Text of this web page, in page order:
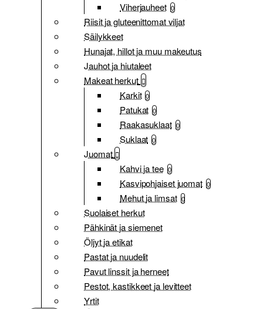
Viherjauheet 0
Riisit ja gluteenittomat viljat
Säilykkeet
Hunajat, hillot ja muu makeutus
Jauhot ja hiutaleet
Makeat herkut
Karkit 0
Patukat 0
Raakasuklaat 0
Suklaat 0
Juomat
Kahvi ja tee 0
Kasvipohjaiset juomat 0
Mehut ja limsat 0
Suolaiset herkut
Pähkinät ja siemenet
Öljyt ja etikat
Pastat ja nuudelit
Pavut linssit ja herneet
Pestot, kastikkeet ja levitteet
Yrtit